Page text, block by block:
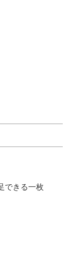
できる一枚